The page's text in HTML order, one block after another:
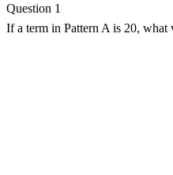
Question 1
If a term in Pattern A is 20,